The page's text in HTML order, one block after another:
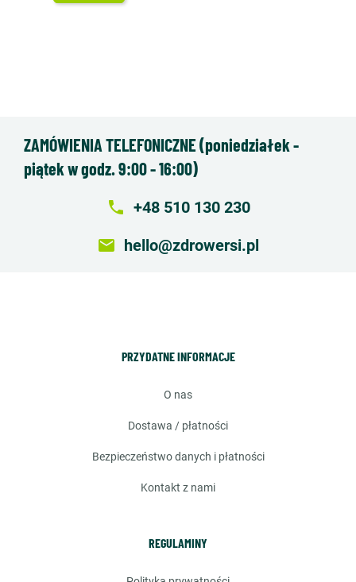
ZAMÓWIENIA TELEFONICZNE (poniedziałek -
piątek w godz. 9:00 - 16:00)
local_phone +48 510 130 230
email hello@zdrowersi.pl
PRZYDATNE INFORMACJE
o nas
dostawa / płatności
bezpieczeństwo danych i płatności
kontakt z nami
REGULAMINY